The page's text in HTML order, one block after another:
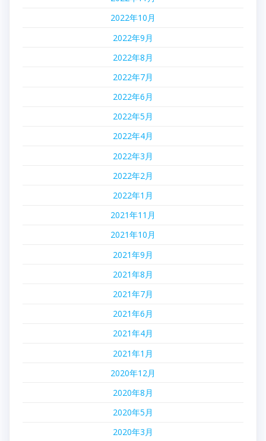
2022年10月
2022年9月
2022年8月
2022年7月
2022年6月
2022年5月
2022年4月
2022年3月
2022年2月
2022年1月
2021年11月
2021年10月
2021年9月
2021年8月
2021年7月
2021年6月
2021年4月
2021年1月
2020年12月
2020年8月
2020年5月
2020年3月